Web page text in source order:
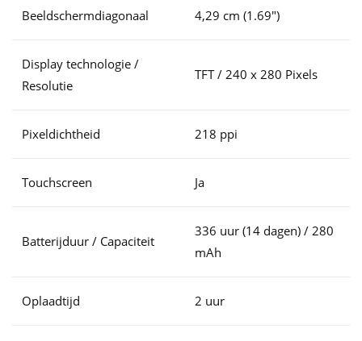
Beeldschermdiagonaal 4,29 cm (1.69")
Display technologie /
Resolutie
TFT / 240 x 280 Pixels
Pixeldichtheid 218 ppi
Touchscreen Ja
Batterijduur / Capaciteit
336 uur (14 dagen) / 280
mAh
Oplaadtijd 2 uur